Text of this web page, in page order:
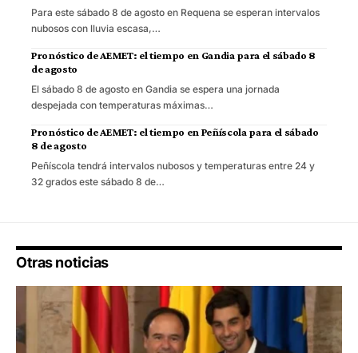
Para este sábado 8 de agosto en Requena se esperan intervalos
nubosos con lluvia escasa,…
Pronóstico de AEMET: el tiempo en Gandia para el sábado 8
de agosto
El sábado 8 de agosto en Gandia se espera una jornada
despejada con temperaturas máximas…
Pronóstico de AEMET: el tiempo en Peñíscola para el sábado
8 de agosto
Peñíscola tendrá intervalos nubosos y temperaturas entre 24 y
32 grados este sábado 8 de…
Otras noticias